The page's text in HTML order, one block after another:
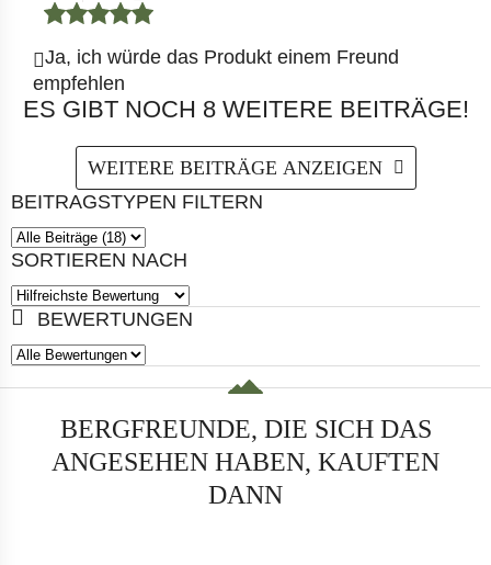
Ja, ich würde das Produkt einem Freund
empfehlen
ES GIBT NOCH 8 WEITERE BEITRÄGE!
WEITERE BEITRÄGE ANZEIGEN
BEITRAGSTYPEN FILTERN
SORTIEREN NACH
BEWERTUNGEN
BERGFREUNDE, DIE SICH DAS
ANGESEHEN HABEN, KAUFTEN
DANN